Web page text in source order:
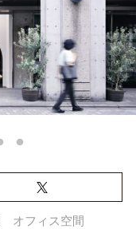
オフィス空間